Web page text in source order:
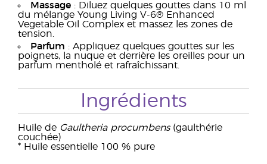
Massage : Diluez quelques gouttes dans 10 ml
du mélange Young Living V-6® Enhanced
Vegetable Oil Complex et massez les zones de
tension.
Parfum : Appliquez quelques gouttes sur les
poignets, la nuque et derrière les oreilles pour un
parfum mentholé et rafraîchissant.
Ingrédients
Huile de Gaultheria procumbens(gaulthérie
couchée)
* Huile essentielle 100 % pure